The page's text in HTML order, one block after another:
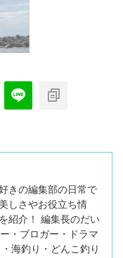
きの編集部の日常で
しさやお役立ち情
紹介！ 編集長のだい
・ブロガー・ドラマ
海釣り・どんこ釣り